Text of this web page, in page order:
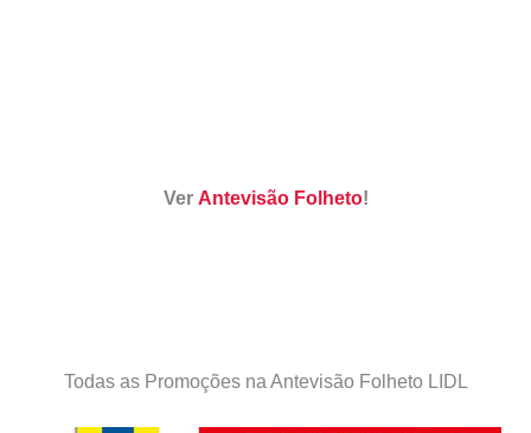
Ver Antevisão Folheto!
Todas as Promoções na Antevisão Folheto LIDL